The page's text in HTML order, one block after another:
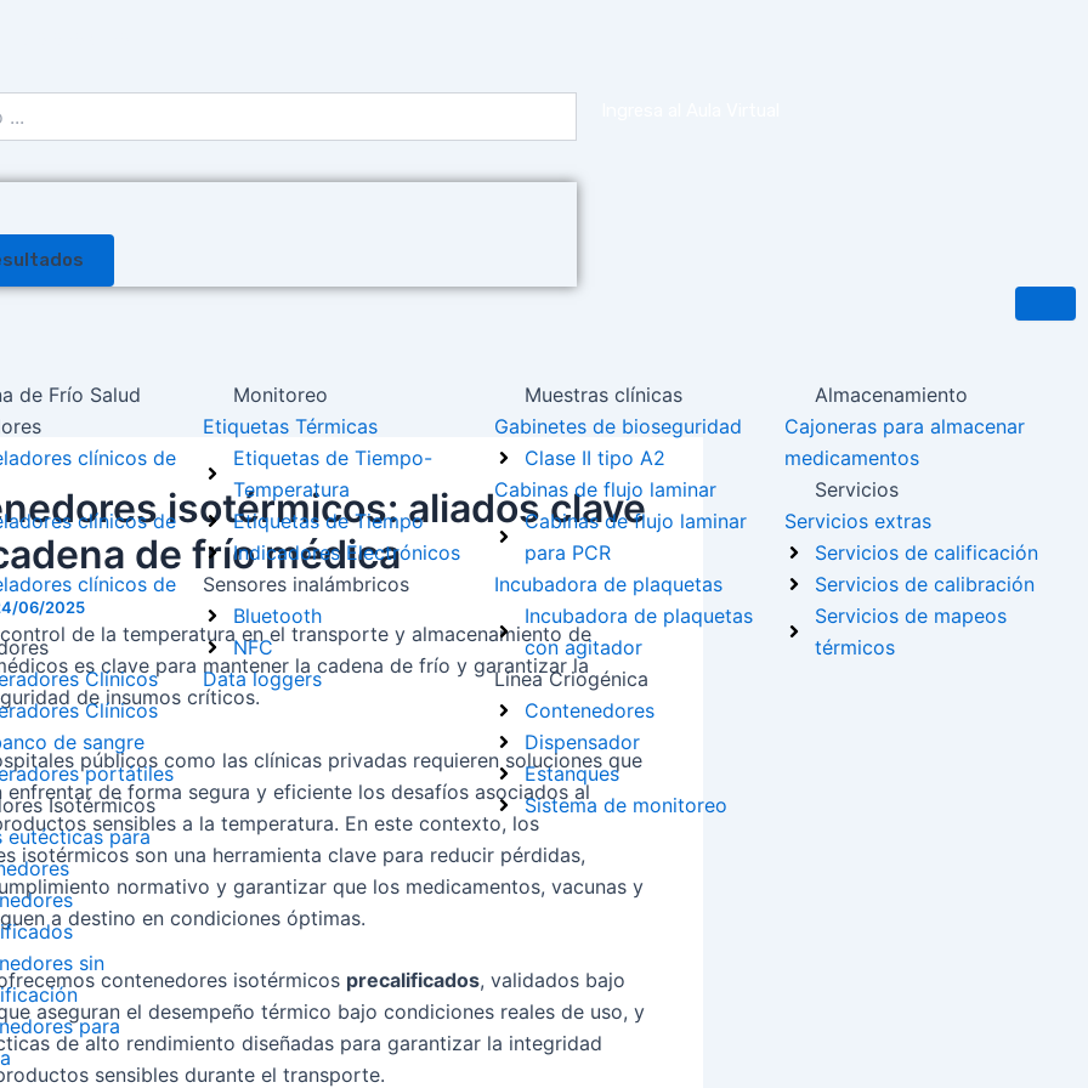
de Frío Salud
clínicos de
clínicos de
clínicos de
Clínicos
Clínicos
de sangre
portátiles
Isotérmicos
eutécticas para
sin
para
Monitoreo
Etiquetas Térmicas
Etiquetas de Tiempo-
Temperatura
Etiquetas de Tiempo
Indicadores Electrónicos
Sensores inalámbricos
Bluetooth
NFC
Data loggers
Muestras clínicas
Gabinetes de bioseguridad
Clase II tipo A2
Cabinas de flujo laminar
Cabinas de flujo laminar
para PCR
Incubadora de plaquetas
Incubadora de plaquetas
con agitador
Línea Criogénica
Contenedores
Dispensador
Estanques
Sistema de monitoreo
Almacenamiento
Cajoneras para almacenar
medicamentos
Servicios
Servicios extras
Servicios de calificación
Servicios de calibración
Servicios de mapeos
térmicos
isotérmicos: aliados clave
de frío médica
06/2025
de la temperatura en el transporte y almacenamiento de
es clave para mantener la cadena de frío y garantizar la
de insumos críticos.
públicos como las clínicas privadas requieren soluciones que
enfrentar de forma segura y eficiente los desafíos asociados al
sensibles a la temperatura. En este contexto, los
isotérmicos son una herramienta clave para reducir pérdidas,
normativo y garantizar que los medicamentos, vacunas y
a destino en condiciones óptimas.
contenedores isotérmicos precalificados, validados bajo
aseguran el desempeño térmico bajo condiciones reales de uso, y
de alto rendimiento diseñadas para garantizar la integridad
sensibles durante el transporte.